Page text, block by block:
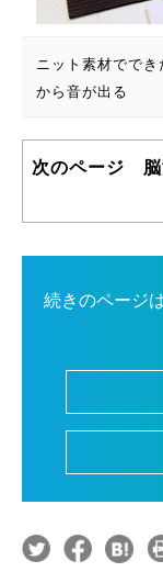
ニット素材でで
から音が出る
次のページ 脳
続きのページ